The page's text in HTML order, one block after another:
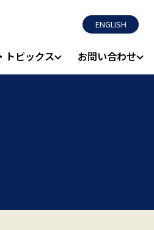
ENGLISH
トピックス お問い合わせ